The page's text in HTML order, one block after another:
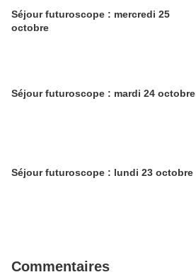
Séjour futuroscope : mercredi 25
octobre
Séjour futuroscope : mardi 24 octobre
Séjour futuroscope : lundi 23 octobre
Commentaires